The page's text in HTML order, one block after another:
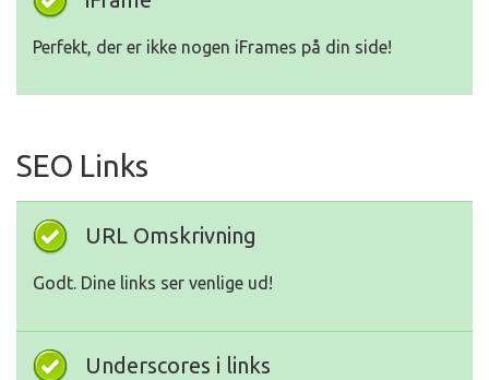
Perfekt, der er ikke nogen iFrames på din side!
SEO Links
URL Omskrivning
Godt. Dine links ser venlige ud!
Underscores i links